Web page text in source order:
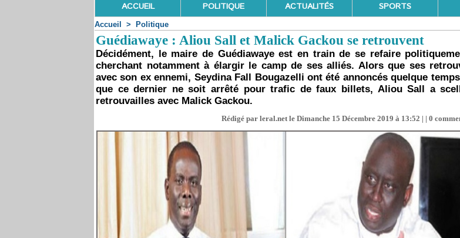
ACCUEIL POLITIQUE ACTUALITÉS SPORTS
Accueil > Politique
Guédiawaye : Aliou Sall et Malick Gackou se retrouvent
Décidément, le maire de Guédiawaye est en train de se refaire
cherchant notamment à élargir le camp de ses alliés. Alors que ses
avec son ex ennemi, Seydina Fall Bougazelli ont été annoncés quelque
que ce dernier ne soit arrêté pour trafic de faux billets, Aliou Sall a
retrouvailles avec Malick Gackou.
Rédigé par leral.net le Dimanche 15 Décembre 2019 à 13:52 | | 0